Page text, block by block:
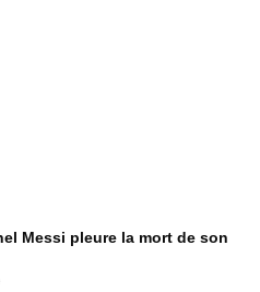
Messi pleure la mort de son